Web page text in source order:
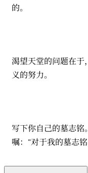
的。
渴望天堂的问题在于
义的努力。
写下你自己的墓志铭
嘱："对于我的墓志